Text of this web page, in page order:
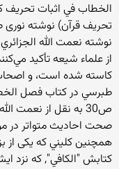
الخطاب‌ في‌ اثبات‌ تحريف‌
تحريف‌ قرآن‌) نوشته ‌نوری
از علماء شيعه‌ تأكيد
كاسته‌ شده‌ است‌، و اصحاب
طبرسي‌ در كتاب‌ فصل‌
ص‌30 به‌ نقل‌ از
صحت‌ احاديث‌ متواتر در
همچنين‌ كليني‌ كه‌ يكی از
كتابش "الكافي", كه نزد